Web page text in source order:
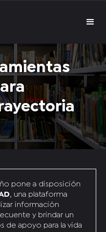
pone a disposición
, una plataforma
información
y brindar un
de apoyo para la vida